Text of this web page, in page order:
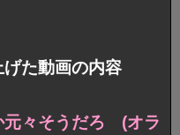
た動画の内容
元々そうだろ (オラ